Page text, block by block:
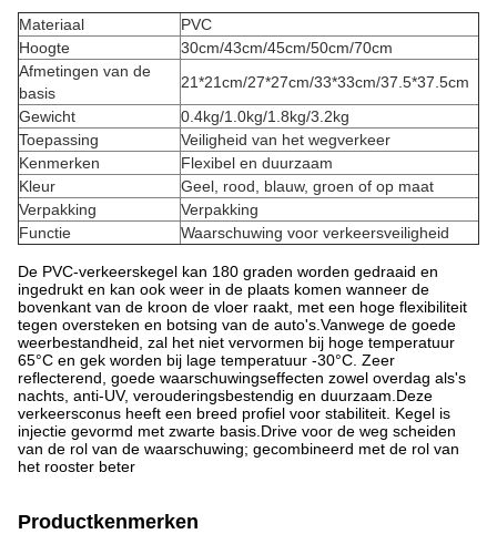
Materiaal
PVC
Hoogte
30cm/43cm/45cm/50cm/70cm
Afmetingen van de
basis
21*21cm/27*27cm/33*33cm/37.5*37.5cm
Gewicht
0.4kg/1.0kg/1.8kg/3.2kg
Toepassing
Veiligheid van het wegverkeer
Kenmerken
Flexibel en duurzaam
Kleur
Geel, rood, blauw, groen of op maat
Verpakking
Verpakking
Functie
Waarschuwing voor verkeersveiligheid
De PVC-verkeerskegel kan 180 graden worden gedraaid en
ingedrukt en kan ook weer in de plaats komen wanneer de
bovenkant van de kroon de vloer raakt, met een hoge flexibiliteit
tegen oversteken en botsing van de auto's.Vanwege de goede
weerbestandheid, zal het niet vervormen bij hoge temperatuur
65°C en gek worden bij lage temperatuur -30°C. Zeer
reflecterend, goede waarschuwingseffecten zowel overdag als's
nachts, anti-UV, verouderingsbestendig en duurzaam.Deze
verkeersconus heeft een breed profiel voor stabiliteit. Kegel is
injectie gevormd met zwarte basis.Drive voor de weg scheiden
van de rol van de waarschuwing; gecombineerd met de rol van
het rooster beter
Productkenmerken